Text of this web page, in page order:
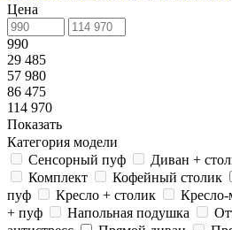
Цена
990
29 485
57 980
86 475
114 970
Показать
Категория модели
Сенсорный пуф
Диван +
Комплект
Кофейный столик
пуф
Кресло + столик
+ пуф
Напольная подушка